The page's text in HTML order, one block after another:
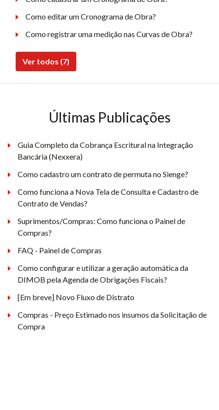
Como editar um Cronograma de Obra?
Como registrar uma medição nas Curvas de Obra?
Ver todos (7)
Últimas Publicações
Guia Completo da Cobrança Escritural na Integração
Bancária (Nexxera)
Como cadastro um contrato de permuta no Sienge?
Como funciona a Nova Tela de Consulta e Cadastro de
Contrato de Vendas?
Suprimentos/Compras: Como funciona o Painel de
Compras?
FAQ - Painel de Compras
Como configurar e utilizar a geração automática da
DIMOB pela Agenda de Obrigações Fiscais?
[Em breve] Novo Fluxo de Distrato
Compras - Preço Estimado nos insumos da Solicitação de
Compra